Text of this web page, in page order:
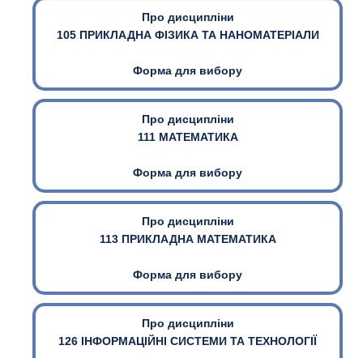
Про дисципліни
105 ПРИКЛАДНА ФІЗИКА ТА НАНОМАТЕРІАЛИ
Форма для вибору
Про дисципліни
111 МАТЕМАТИКА
Форма для вибору
Про дисципліни
113 ПРИКЛАДНА МАТЕМАТИКА
Форма для вибору
Про дисципліни
126 ІНФОРМАЦІЙНІ СИСТЕМИ ТА ТЕХНОЛОГІЇ